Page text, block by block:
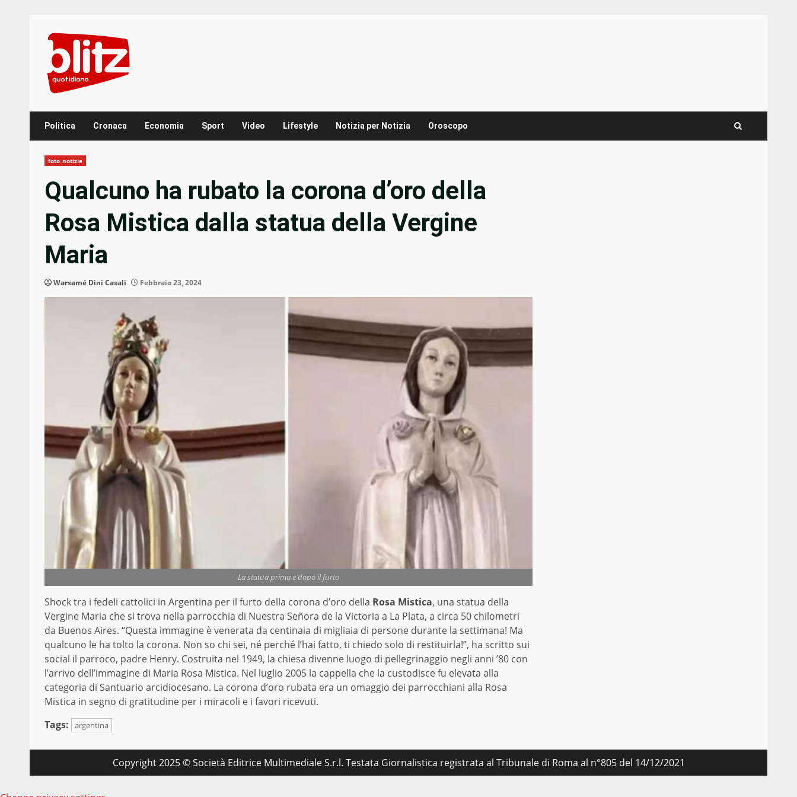
content
Politica Cronaca Economia Sport Video Lifestyle Notizia per Notizia Oroscopo
foto notizie
Qualcuno ha rubato la corona d’oro della
Rosa Mistica dalla statua della Vergine
Maria
Warsamé Dini Casali Febbraio 23, 2024
La statua prima e dopo il furto
Shock tra i fedeli cattolici in Argentina per il furto della corona d’oro della Rosa Mistica, una statua della
Vergine Maria che si trova nella parrocchia di Nuestra Señora de la Victoria a La Plata, a circa 50 chilometri
da Buenos Aires. “Questa immagine è venerata da centinaia di migliaia di persone durante la settimana! Ma
qualcuno le ha tolto la corona. Non so chi sei, né perché l’hai fatto, ti chiedo solo di restituirla!”, ha scritto sui
social il parroco, padre Henry. Costruita nel 1949, la chiesa divenne luogo di pellegrinaggio negli anni ’80 con
l’arrivo dell’immagine di Maria Rosa Mistica. Nel luglio 2005 la cappella che la custodisce fu elevata alla
categoria di Santuario arcidiocesano. La corona d’oro rubata era un omaggio dei parrocchiani alla Rosa
Mistica in segno di gratitudine per i miracoli e i favori ricevuti.
Tags:
argentina
Copyright 2025 © Società Editrice Multimediale S.r.l. Testata Giornalistica registrata al Tribunale di Roma al n°805 del 14/12/2021